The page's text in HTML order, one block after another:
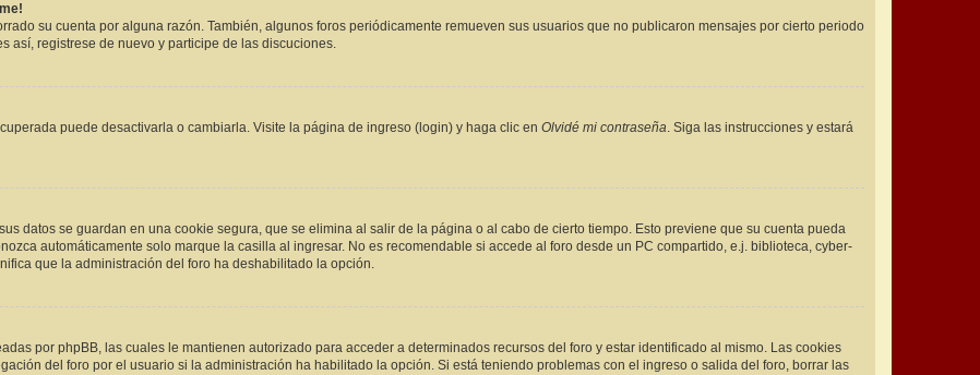
su cuenta por alguna razón. También, algunos foros periódicamente remueven sus usuarios que no publicaron mensajes por cierto periodo
así, registrese de nuevo y participe de las discuciones.
puede desactivarla o cambiarla. Visite la página de ingreso (login) y haga clic en Olvidé mi contraseña. Siga las instrucciones y estará
datos se guardan en una cookie segura, que se elimina al salir de la página o al cabo de cierto tiempo. Esto previene que su cuenta pueda
automáticamente solo marque la casilla al ingresar. No es recomendable si accede al foro desde un PC compartido, e.j. biblioteca, cyber-
que la administración del foro ha deshabilitado la opción.
por phpBB, las cuales le mantienen autorizado para acceder a determinados recursos del foro y estar identificado al mismo. Las cookies
del foro por el usuario si la administración ha habilitado la opción. Si está teniendo problemas con el ingreso o salida del foro, borrar las